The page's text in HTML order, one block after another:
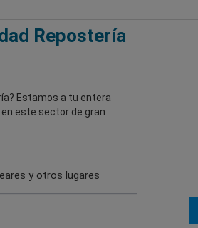
Repostería
Estamos a tu entera
este sector de gran
y otros lugares